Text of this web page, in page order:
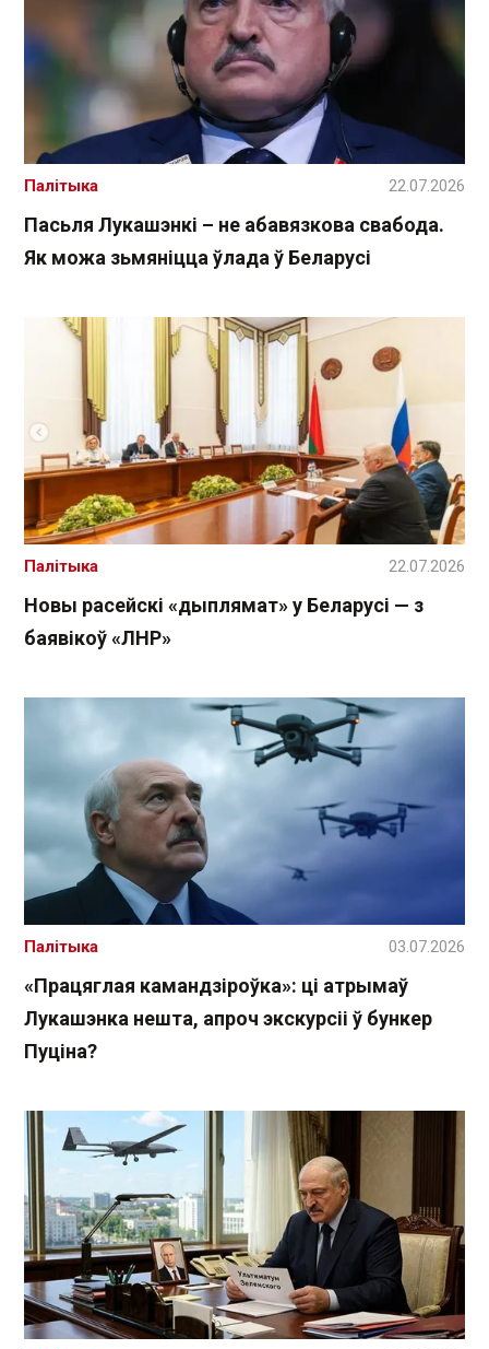
Пасьля Лукашэнкі – не абавязкова свабода.
Як можа зьмяніцца ўлада ў Беларусі
Палітыка 22.07.2026
Новы расейскі «дыплямат» у Беларусі — з
баявікоў «ЛНР»
Палітыка 22.07.2026
«Працяглая камандзіроўка»: ці атрымаў
Лукашэнка нешта, апроч экскурсіі ў бункер
Пуціна?
Палітыка 03.07.2026